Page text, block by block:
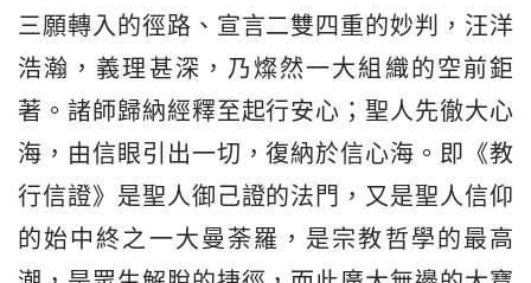
三願轉入的徑路、宣言二雙四重的妙判，汪洋
浩瀚，義理甚深，乃燦然一大組織的空前鉅
著。諸師歸納經釋至起行安心；聖人先徹大心
海，由信眼引出一切，復納於信心海。即《教
行信證》是聖人御己證的法門，又是聖人信仰
的始中終之一大曼荼羅，是宗教哲學的最高